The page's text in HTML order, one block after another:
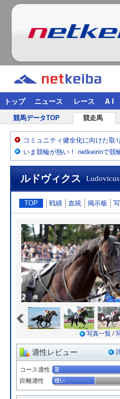
トップ ニュース レース A I
競馬データTOP 競走馬
コミュニティ健全化に向けた取
いま競輪が熱い！ netkeirinで競
ルドヴィクス Ludovicus
TOP 戦績 血統 掲示板
写真一覧 /
適性レビュー
コース適性
距離適性